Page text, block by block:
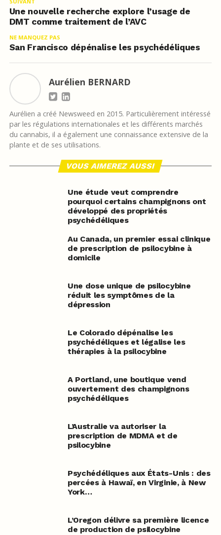
Une nouvelle recherche explore l’usage de
DMT comme traitement de l’AVC
NE MANQUEZ PAS
San Francisco dépénalise les psychédéliques
Aurélien BERNARD
Aurélien a créé Newsweed en 2015. Particulièrement intéressé
par les régulations internationales et les différents marchés
du cannabis, il a également une connaissance extensive de la
plante et de ses utilisations.
VOUS AIMEREZ AUSSI
Une étude veut comprendre
pourquoi certains champignons ont
développé des propriétés
psychédéliques
Au Canada, un premier essai clinique
de prescription de psilocybine à
domicile
Une dose unique de psilocybine
réduit les symptômes de la
dépression
Le Colorado dépénalise les
psychédéliques et légalise les
thérapies à la psilocybine
A Portland, une boutique vend
ouvertement des champignons
psychédéliques
L’Australie va autoriser la
prescription de MDMA et de
psilocybine
Psychédéliques aux États-Unis : des
percées à Hawaï, en Virginie, à New
York…
L’Oregon délivre sa première licence
de production de psilocybine